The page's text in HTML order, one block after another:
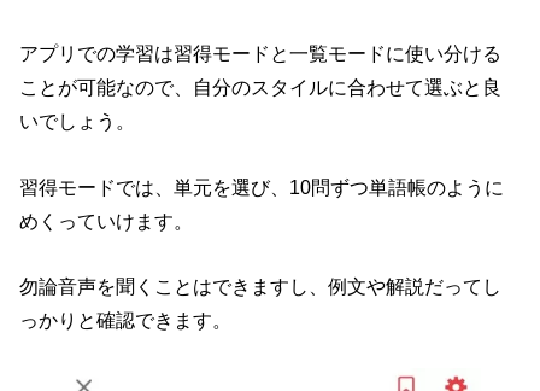
アプリでの学習は習得モードと一覧モードに使い分ける
ことが可能なので、自分のスタイルに合わせて選ぶと良
いでしょう。
習得モードでは、単元を選び、10問ずつ単語帳のように
めくっていけます。
勿論音声を聞くことはできますし、例文や解説だってし
っかりと確認できます。